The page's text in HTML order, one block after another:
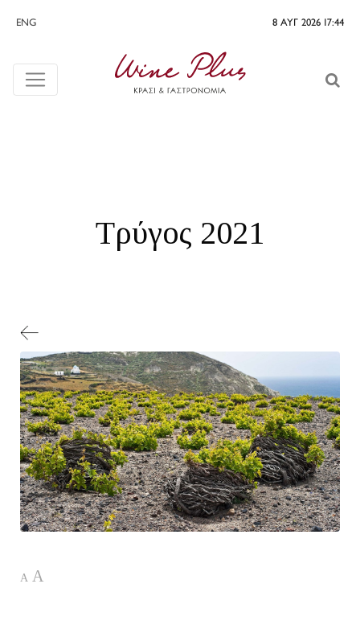
ENG 8 ΑΥΓ 2026 17:44
Τρύγος 2021
A A